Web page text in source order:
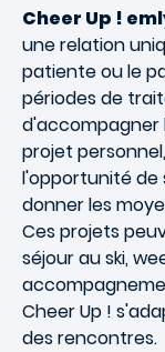
Cheer Up !
une relation
patiente ou le
périodes de
d'accompagner
projet
l'opportunité de
donner les
Ces projets
séjour au ski,
Cheer Up !
des rencontres.